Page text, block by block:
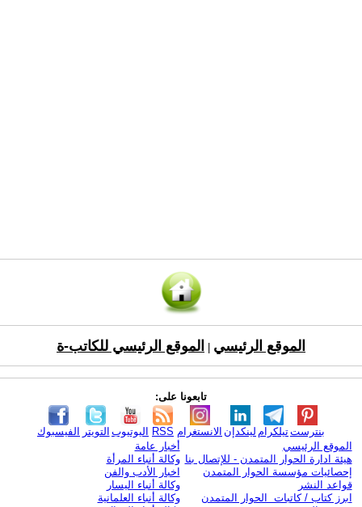
الموقع الرئيسي الموقع الرئيسي للكاتب-ة
تابعونا على:
الفيسبوك التويتر اليوتيوب RSS الانستغرام لينكدإن تيلكرامبنترست
الموقع الرئيسي
هيئة ادارة الحوار المتمدن - للإتصال بنا
إحصائيات مؤسسة الحوار المتمدن
قواعد النشر
ابرز كتاب / كاتبات الحوار المتمدن
أخبار عامة
وكالة أنباء المرأة
اخبار الأدب والفن
وكالة أنباء اليسار
وكالة أنباء العلمانية